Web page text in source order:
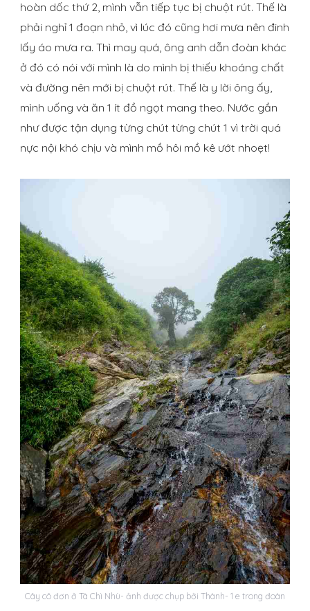
hoàn dốc thứ 2, mình vẫn tiếp tục bị chuột rút. Thế là
phải nghỉ 1 đoạn nhỏ, vì lúc đó cũng hơi mưa nên đinh
lấy áo mưa ra. Thì may quá, ông anh dẫn đoàn khác
ở đó có nói với mình là do mình bị thiếu khoáng chất
và đường nên mới bị chuột rút. Thế là y lời ông ấy,
mình uống và ăn 1 ít đồ ngọt mang theo. Nước gần
như được tận dụng từng chút từng chút 1 vì trời quá
nực nội khó chịu và mình mồ hôi mồ kê ướt nhoẹt!
Cây cô đơn ở Tà Chì Nhù- ảnh được chụp bởi Thành- 1 e trong đoàn